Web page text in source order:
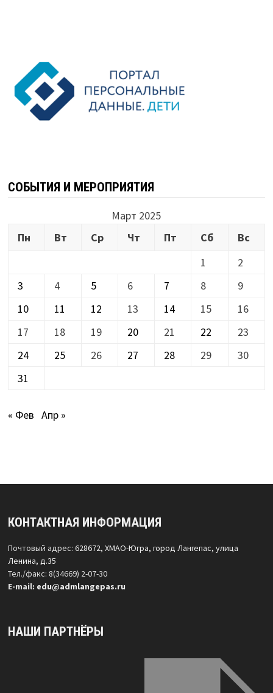
СОБЫТИЯ И МЕРОПРИЯТИЯ
Март 2025
Пн
Вт Ср Чт Пт Сб
Вс
1
2
3
4 5 6 7 8
9
10
11 12 13 14 15
16
17
18 19 20 21 22
23
24
25 26 27 28 29
30
31
« Фев Апр »
КОНТАКТНАЯ ИНФОРМАЦИЯ
Почтовый адрес: 628672, ХМАО-Югра, город Лангепас, улица
Ленина, д.35
Тел./факс: 8(34669) 2-07-30
Е-mail: edu@admlangepas.ru
НАШИ ПАРТНЁРЫ